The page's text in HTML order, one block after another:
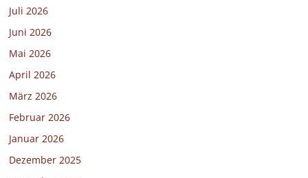
Juli 2026
Juni 2026
Mai 2026
April 2026
März 2026
Februar 2026
Januar 2026
Dezember 2025